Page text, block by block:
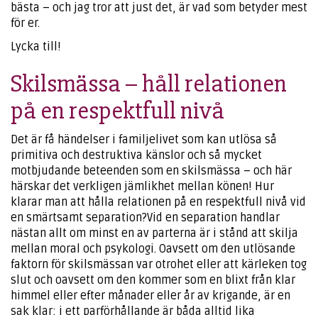
bästa – och jag tror att just det, är vad som betyder mest
för er.
Lycka till!
Skilsmässa – håll relationen
på en respektfull nivå
Det är få händelser i familjelivet som kan utlösa så
primitiva och destruktiva känslor och så mycket
motbjudande beteenden som en skilsmässa – och här
härskar det verkligen jämlikhet mellan könen! Hur
klarar man att hålla relationen på en respektfull nivå vid
en smärtsamt separation?Vid en separation handlar
nästan allt om minst en av parterna är i stånd att skilja
mellan moral och psykologi. Oavsett om den utlösande
faktorn för skilsmässan var otrohet eller att kärleken tog
slut och oavsett om den kommer som en blixt från klar
himmel eller efter månader eller år av krigande, är en
sak klar: i ett parförhållande är båda alltid lika